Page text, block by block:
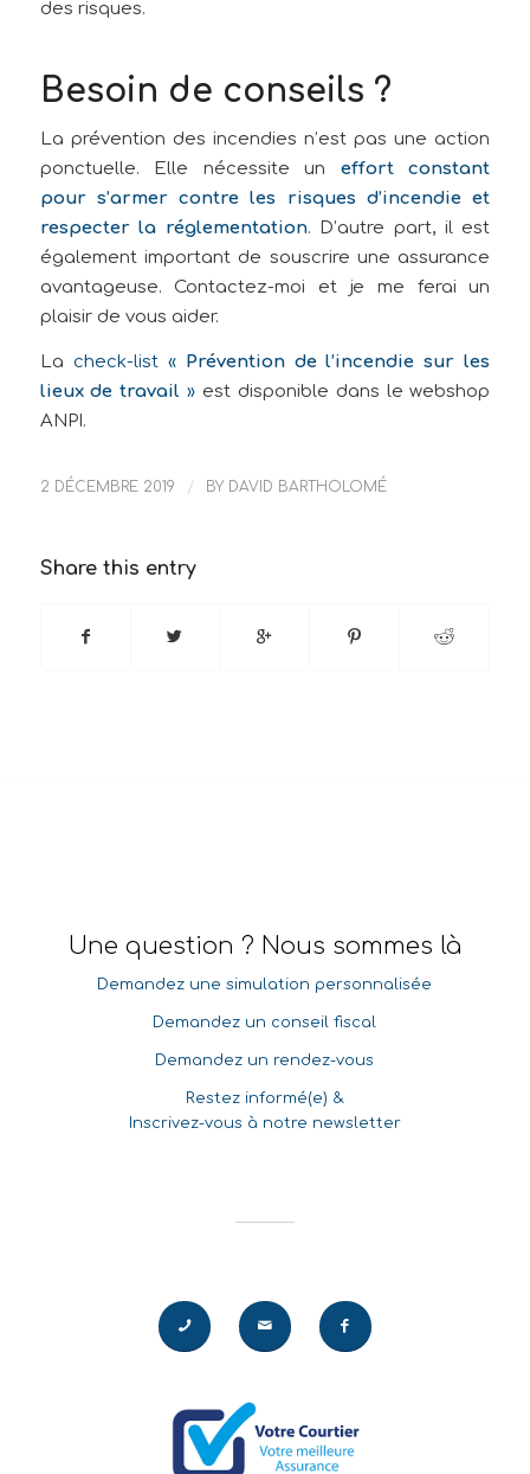
des risques.
Besoin de conseils ?
La prévention des incendies n’est pas une action
ponctuelle. Elle nécessite un effort constant
pour s’armer contre les risques d’incendie et
respecter la réglementation. D’autre part, il est
également important de souscrire une assurance
avantageuse. Contactez-moi et je me ferai un
plaisir de vous aider.
La check-list « Prévention de l’incendie sur les
lieux de travail » est disponible dans le webshop
ANPI.
2 DÉCEMBRE 2019 / BY DAVID BARTHOLOMÉ
Share this entry
Une question ? Nous sommes là
Demandez une simulation personnalisée
Demandez un conseil fiscal
Demandez un rendez-vous
Restez informé(e) &
Inscrivez-vous à notre newsletter